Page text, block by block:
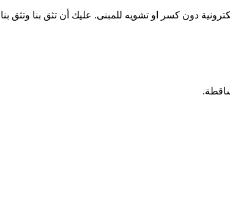
دون كسر او تشويه للمبنى. عليك أن تثق بنا